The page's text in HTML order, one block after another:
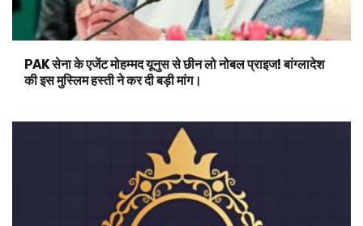
PAK सेना के एजेंट मोहम्मद यूनुस से छीन लो नोबल प्राइज! बांग्लादेश
की इस मुस्लिम हस्ती ने कर दी बड़ी मांग।